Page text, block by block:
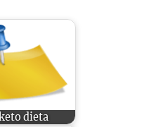
keto dieta